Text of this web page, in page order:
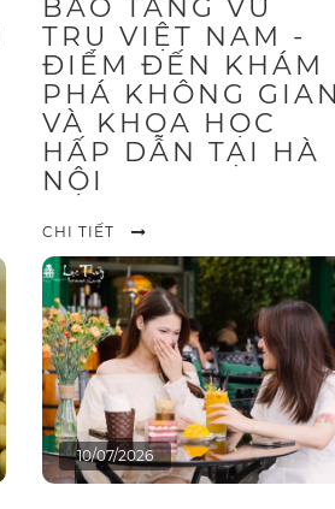
BẢO TÀNG VŨ
TRỤ VIỆT NAM -
ĐIỂM ĐẾN KHÁM
PHÁ KHÔNG
VÀ KHOA HỌC
HẤP DẪN TẠI HÀ
NỘI
CHI TIẾT
10/07/2026